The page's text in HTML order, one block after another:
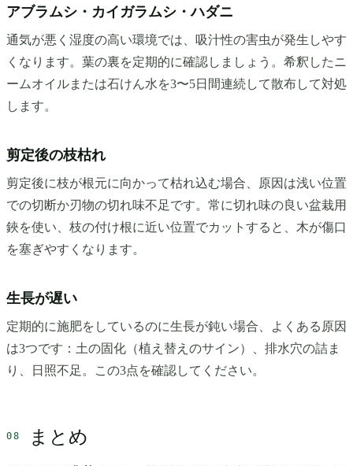
アブラムシ・カイガラムシ・ハダニ
通気が悪く湿度の高い環境では、吸汁性の害虫が発生しやす
くなります。葉の裏を定期的に確認しましょう。希釈したニ
ームオイルまたは石けん水を3〜5日間連続して散布して対処
します。
剪定後の枝枯れ
剪定後に枝が根元に向かって枯れ込む場合、原因は浅い位置
での切断か刃物の切れ味不足です。常に切れ味の良い盆栽用
鋏を使い、枝の付け根に近い位置でカットすると、木が傷口
を塞ぎやすくなります。
生長が遅い
定期的に施肥をしているのに生長が鈍い場合、よくある原因
は3つです：土の固化（植え替えのサイン）、排水穴の詰ま
り、日照不足。この3点を確認してください。
まとめ